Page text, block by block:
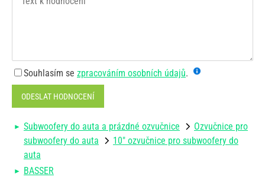
Souhlasím se zpracováním osobních údajů.
ODESLAT HODNOCENÍ
Subwoofery do auta a prázdné ozvučnice
Ozvučnice pro
subwoofery do auta
10" ozvučnice pro subwoofery do
auta
BASSER